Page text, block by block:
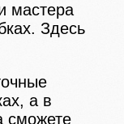
мастера
Здесь
а в
сможете